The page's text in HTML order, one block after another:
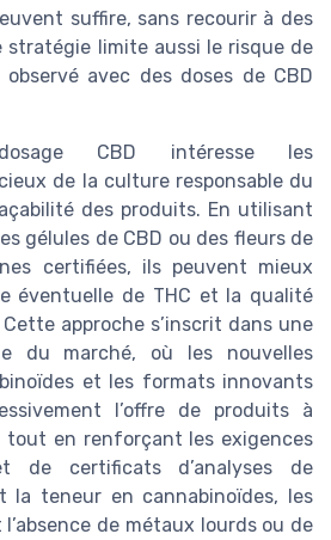
suffire, sans recourir à des
stratégie limite aussi le risque de
avec des doses de CBD
CBD intéresse les
de la culture responsable du
des produits. En utilisant
gélules de CBD ou des fleurs de
certifiées, ils peuvent mieux
éventuelle de THC et la qualité
approche s’inscrit dans une
du marché, où les nouvelles
et les formats innovants
l’offre de produits à
tout en renforçant les exigences
de certificats d’analyses de
la teneur en cannabinoïdes, les
de métaux lourds ou de